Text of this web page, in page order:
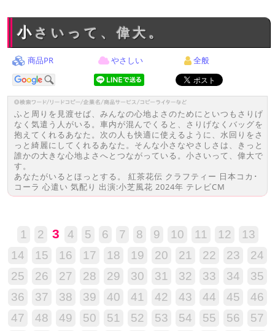
小さいって、偉大。
商品PR やさしい 全般
ふと周りを見渡せば、みんなの心地よさのためにといつもさりげ
なく気遣う人がいる。車内が混んでくると、さりげなくバッグを
抱えてくれるあなた。次の人も快適に使えるように、水回りをさ
っと綺麗にしてくれるあなた。そんな小さなやさしさは、きっと
誰かの大きな心地よさへとつながっている。小さいって、偉大で
す。
あなたがいるとほっとする。 紅茶花伝 クラフティー 日本コカ･
コーラ 心遣い 気配り 出演:小芝風花 2024年 テレビCM
1 2 3 4 5 6 7 8 9 10 11 12
13
14
15 16 17 18 19 20 21 22 23
24
25
26 27 28 29 30 31 32 33 34
35
36
37 38 39 40 41 42 43 44 45
46
47
48 49 50 51 52 53 54 55 56 57